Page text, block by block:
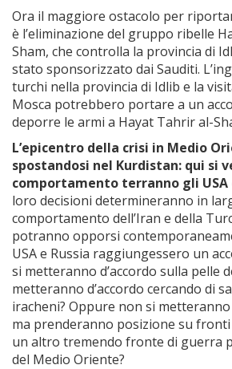
Ora il maggiore ostacolo per
è l’eliminazione del gruppo ribelle
Sham, che controlla la provincia di
stato sponsorizzato dai Sauditi.
turchi nella provincia di Idlib e la
Mosca potrebbero portare a un
deporre le armi a Hayat Tahrir al-
L’epicentro della crisi in Medio
spostandosi nel Kurdistan: qui si
comportamento terranno gli USA
loro decisioni determineranno in
comportamento dell’Iran e della
potranno opporsi
USA e Russia raggiungessero un
si metteranno d’accordo sulla pelle
metteranno d’accordo cercando di
iracheni? Oppure non si metteranno
ma prenderanno posizione su
un altro tremendo fronte di guerra
del Medio Oriente?